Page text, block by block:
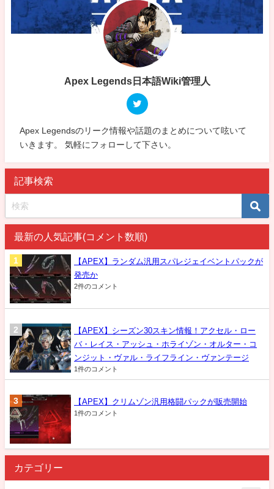
Apex Legends日本語Wiki管理人
Apex Legendsのリーク情報や話題のまとめについて呟いて
いきます。 気軽にフォローして下さい。
記事検索
最新の人気記事(コメント数順)
【APEX】ランダム汎用スパレジェイベントパックが
発売か
2件のコメント
【APEX】シーズン30スキン情報！アクセル・ロー
バ・レイス・アッシュ・ホライゾン・オルター・コ
ンジット・ヴァル・ライフライン・ヴァンテージ
1件のコメント
【APEX】クリムゾン汎用格闘パックが販売開始
1件のコメント
カテゴリー